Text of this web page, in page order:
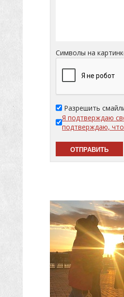
Символы на
Разрешить
Я подтверждаю
подтверждаю,